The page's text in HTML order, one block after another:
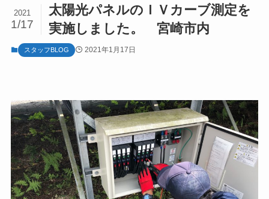
太陽光パネルのＩＶカーブ測定を
実施しました。 宮崎市内
2021
1/17
スタッフBLOG 2021年1月17日